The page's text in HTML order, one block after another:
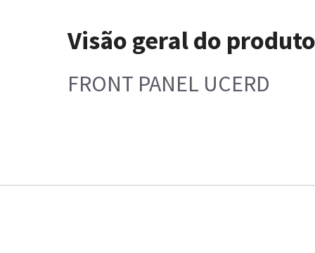
Visão geral do
FRONT PANEL UCERD